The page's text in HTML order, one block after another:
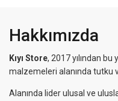
Hakkımızda
Kıyı Store, 2017 yılından bu
malzemeleri alanında tutku
Alanında lider ulusal ve